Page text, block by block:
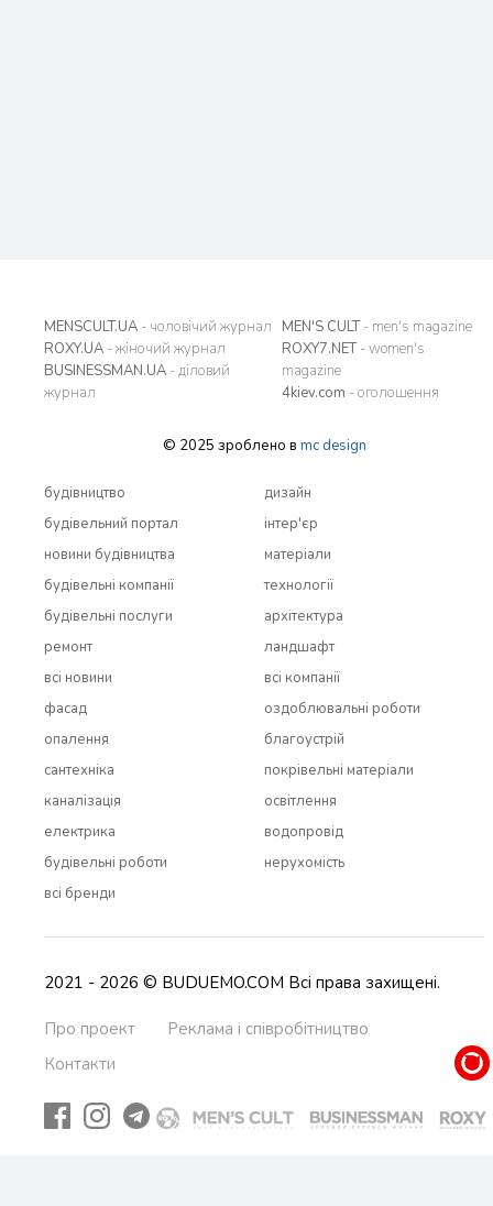
MENSCULT.UA - чоловічий журнал
ROXY.UA - жіночий журнал
BUSINESSMAN.UA - діловий
журнал
MEN'S CULT- men's magazine
ROXY7.NET- women's
magazine
4kiev.com - оголошення
© 2025 зроблено в mc design
будівництво
будівельний портал
новини будівництва
будівельні компанії
будівельні послуги
ремонт
всi новини
дизайн
інтер'єр
матеріали
технології
архітектура
ландшафт
всi компанії
фасад
опалення
сантехніка
каналізація
електрика
будівельні роботи
всi бренди
оздоблювальні роботи
благоустрій
покрівельні матеріали
освітлення
водопровід
нерухомість
2021 - 2026 © BUDUEMO.COM Всі права захищені.
Про проект
Реклама і співробітництво
Контакти